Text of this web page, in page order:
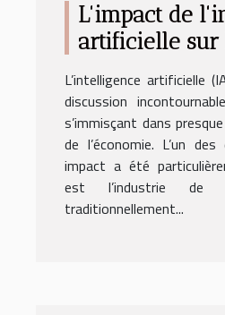
L'impact de
artificielle
de la mode
L’intelligence artificielle
discussion
s’immisçant dans
de l’économie. L’un
impact a été
est l’industrie
traditionnellement...